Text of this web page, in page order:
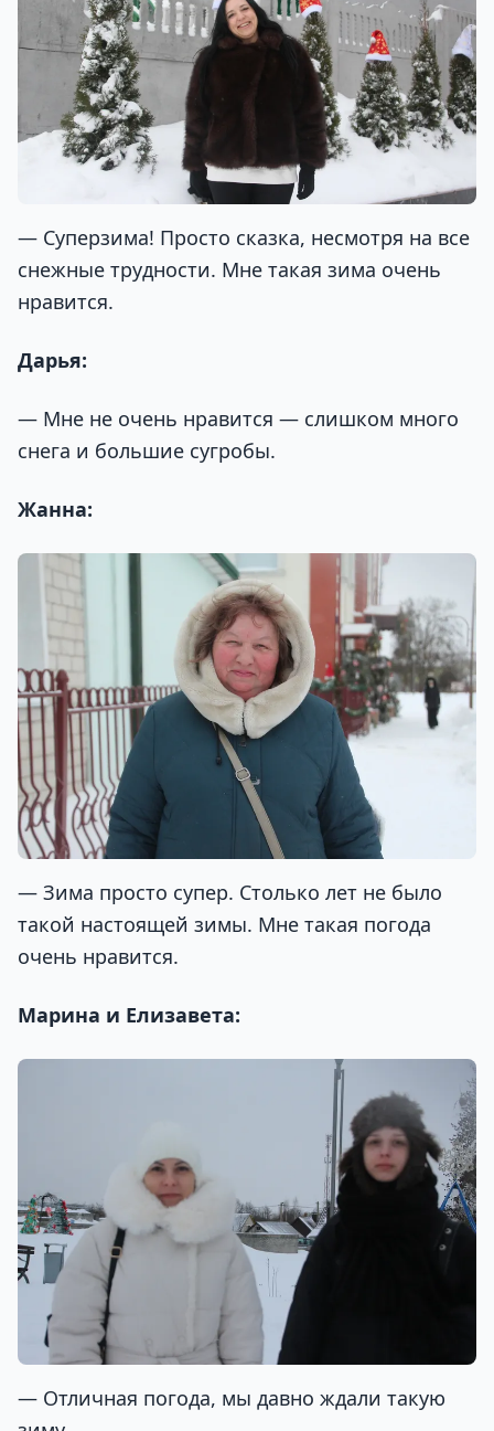
— Суперзима! Просто сказка, несмотря на все
снежные трудности. Мне такая зима очень
нравится.
Дарья:
— Мне не очень нравится — слишком много
снега и большие сугробы.
Жанна:
— Зима просто супер. Столько лет не было
такой настоящей зимы. Мне такая погода
очень нравится.
Марина и Елизавета:
— Отличная погода, мы давно ждали такую